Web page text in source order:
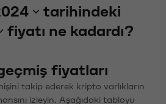
tarihindeki
fiyatı ne kadardı?
fiyatları
takip ederek kripto varlıkların
izleyin. Aşağıdaki tabloyu